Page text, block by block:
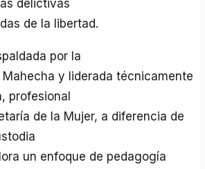
delictivas
de la libertad.
por la
y liderada técnicamente
profesional
de la Mujer, a diferencia de
un enfoque de pedagogía